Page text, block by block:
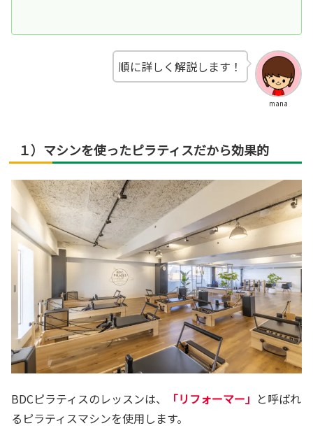
mana
順に詳しく解説します！
１）マシンを使ったピラティスだから効果的
BDCピラティスのレッスンは、 「リフォーマー」 と呼ばれ
るピラティスマシンを使用します。